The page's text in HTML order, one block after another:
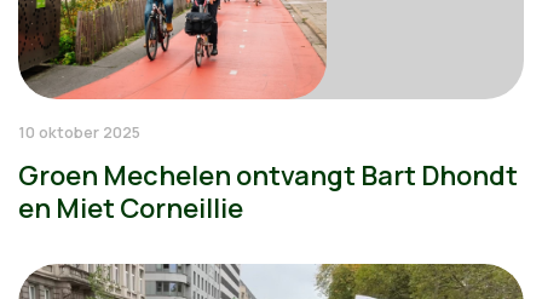
10 oktober 2025
Groen Mechelen ontvangt Bart Dhondt
en Miet Corneillie